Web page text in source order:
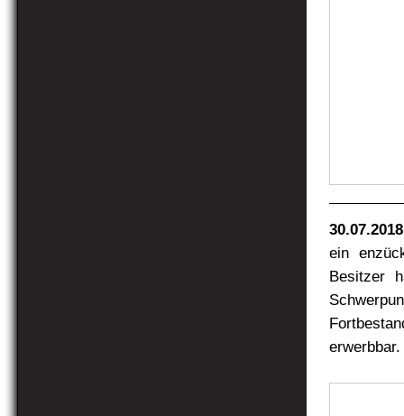
ein
Besitzer